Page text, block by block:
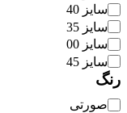
سایز 40
سایز 35
سایز 00
سایز 45
رنگ
رنگصورتی